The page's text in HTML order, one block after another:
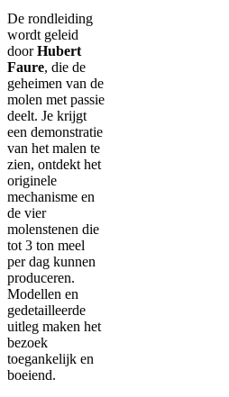
De rondleiding
wordt geleid
doorHubert
Faure, die de
geheimen van de
molen met passie
deelt. Je krijgt
een demonstratie
van het malen te
zien, ontdekt het
originele
mechanisme en
de vier
molenstenen die
tot 3 ton meel
per dag kunnen
produceren.
Modellen en
gedetailleerde
uitleg maken het
bezoek
toegankelijk en
boeiend.